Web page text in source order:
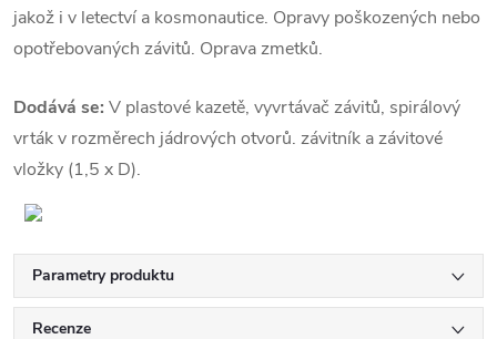
jakož i v letectví a kosmonautice. Opravy poškozených nebo
opotřebovaných závitů. Oprava zmetků.
Dodává se: V plastové kazetě, vyvrtávač závitů, spirálový
vrták v rozměrech jádrových otvorů. závitník a závitové
vložky (1,5 x D).
Parametry produktu
Recenze